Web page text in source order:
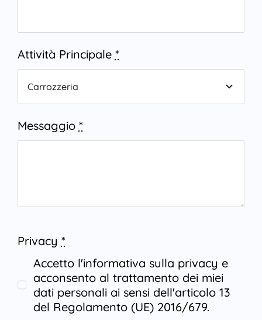
Attività Principale *
Messaggio *
Privacy *
Accetto l'informativa sulla privacy e
acconsento al trattamento dei miei
dati personali ai sensi dell'articolo 13
del Regolamento (UE) 2016/679.